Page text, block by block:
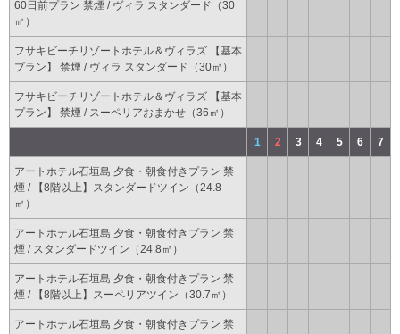
60日前プラン 禁煙 / ヴィラ スタンダード（30
㎡）
フサキビーチリゾートホテル＆ヴィラズ 【基本
プラン】 禁煙 / ヴィラ スタンダード（30㎡）
フサキビーチリゾートホテル＆ヴィラズ 【基本
プラン】 禁煙 / スーペリアおまかせ（36㎡）
1 2 3 4 5 6 7
アートホテル石垣島 夕食・朝食付きプラン 禁
煙 / 【8階以上】スタンダードツイン（24.8
㎡）
アートホテル石垣島 夕食・朝食付きプラン 禁
煙 / スタンダードツイン（24.8㎡）
アートホテル石垣島 夕食・朝食付きプラン 禁
煙 / 【8階以上】スーペリアツイン（30.7㎡）
アートホテル石垣島 夕食・朝食付きプラン 禁